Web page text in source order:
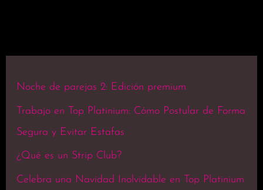
Noche de parejas 2: Edición premium
Trabajo en Top Platinium: Cómo Postular de Forma
Segura y Evitar Estafas
¿Qué es un Strip Club?
Celebra una Navidad Inolvidable en Top Platinium